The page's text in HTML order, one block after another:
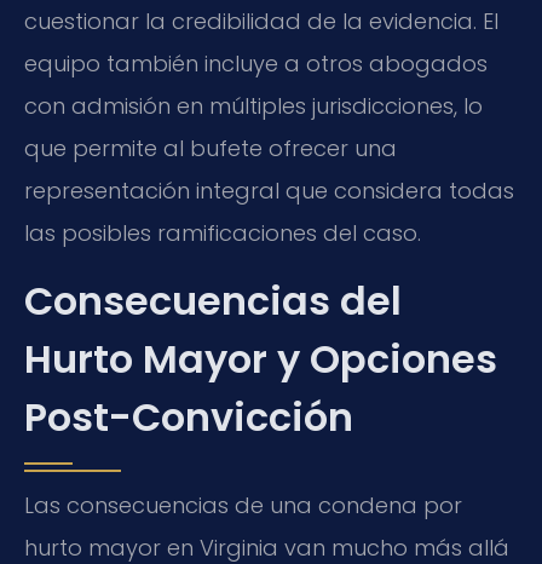
cuestionar la credibilidad de la evidencia. El
equipo también incluye a otros abogados
con admisión en múltiples jurisdicciones, lo
que permite al bufete ofrecer una
representación integral que considera todas
las posibles ramificaciones del caso.
Consecuencias del
Hurto Mayor y Opciones
Post-Convicción
Las consecuencias de una condena por
hurto mayor en Virginia van mucho más allá